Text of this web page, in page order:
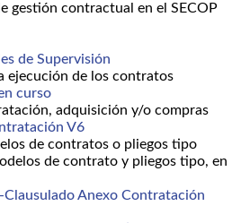
gestión contractual en el SECOP
de Supervisión
ejecución de los contratos
curso
adquisición y/o compras
V6
de contratos o pliegos tipo
de contrato y pliegos tipo, en
Clausulado Anexo Contratación